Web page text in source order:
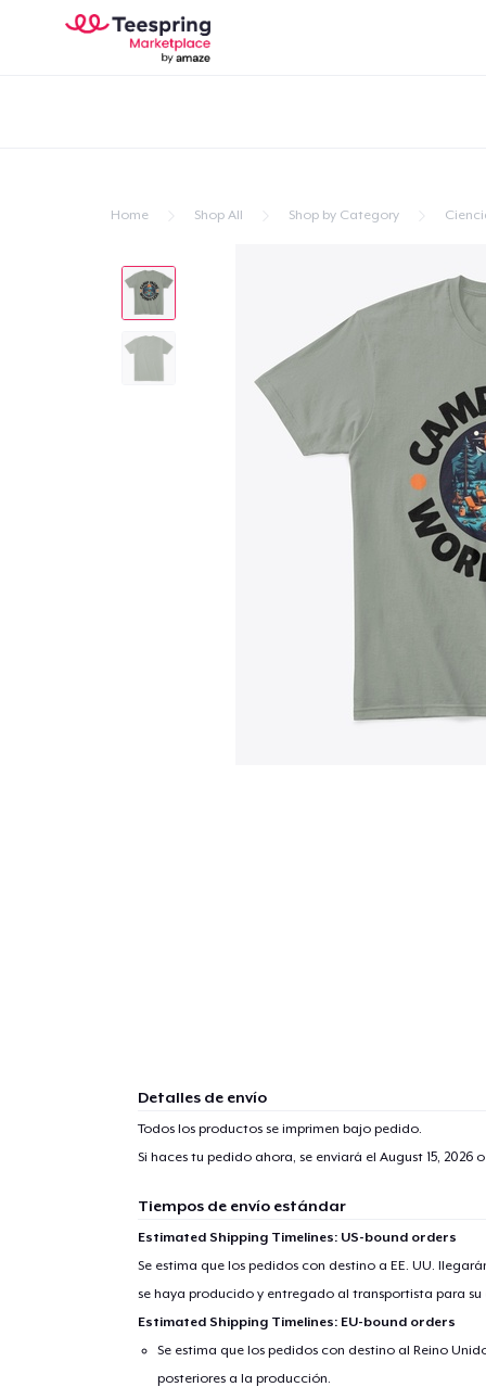
Home Shop All Shop by Category
Detalles de envío
Todos los productos se imprimen bajo pedido.
Si haces tu pedido ahora, se enviará el August 15, 2026o
Tiempos de envío estándar
Estimated Shipping Timelines: US-bound orders
Se estima que los pedidos con destino a EE. UU.
se haya producido y entregado al transportista para su
Estimated Shipping Timelines: EU-bound orders
Se estima que los pedidos con destino al Reino
posteriores a la producción.